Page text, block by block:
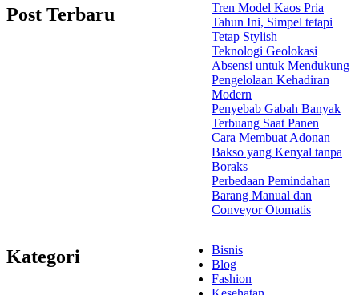
Post Terbaru
Tren Model Kaos Pria
Tahun Ini, Simpel tetapi
Tetap Stylish
Teknologi Geolokasi
Absensi untuk Mendukung
Pengelolaan Kehadiran
Modern
Penyebab Gabah Banyak
Terbuang Saat Panen
Cara Membuat Adonan
Bakso yang Kenyal tanpa
Boraks
Perbedaan Pemindahan
Barang Manual dan
Conveyor Otomatis
Kategori
Bisnis
Blog
Fashion